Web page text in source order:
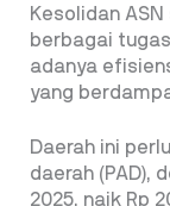
Kesolidan
berbagai
adanya
yang
Daerah ini
daerah (PAD),
2025, naik Rp